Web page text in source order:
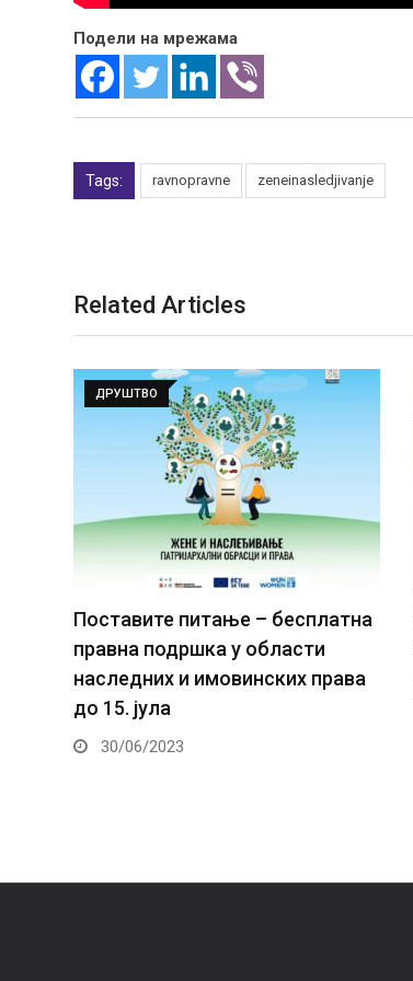
Подели на мрежама
Tags: ravnopravne zeneinasledjivanje
Related Articles
ДРУШТВО
Заједнo ка промени родних
стеротипа при наслеђивању
26/06/2023